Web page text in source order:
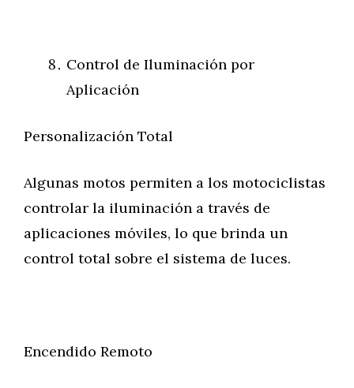
Control de Iluminación por
Aplicación
Personalización Total
Algunas motos permiten a los motociclistas
controlar la iluminación a través de
aplicaciones móviles, lo que brinda un
control total sobre el sistema de luces.
Encendido Remoto